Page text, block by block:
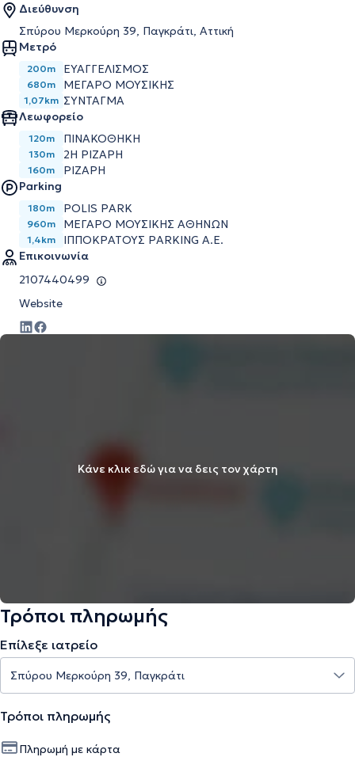
Διεύθυνση
Σπύρου Μερκούρη 39, Παγκράτι, Αττική
Μετρό
200m ΕΥΑΓΓΕΛΙΣΜΌΣ
680m ΜΈΓΑΡΟ ΜΟΥΣΙΚΉΣ
1,07km ΣΎΝΤΑΓΜΑ
Λεωφορείο
120m ΠΙΝΑΚΟΘΗΚΗ
130m 2Η ΡΙΖΑΡΗ
160m
ΡΙΖΑΡΗ
Parking
180m POLIS PARK
960m ΜΕΓΆΡΟ ΜΟΥΣΙΚΉΣ ΑΘΗΝΏΝ
1,4km
ΙΠΠΟΚΡΆΤΟΥΣ PARKING Α.Ε.
Επικοινωνία
2107440499
Website
Κάνε κλικ εδώ για να δεις τον χάρτη
Τρόποι πληρωμής
Επίλεξε ιατρείο
Τρόποι πληρωμής
Πληρωμή με κάρτα